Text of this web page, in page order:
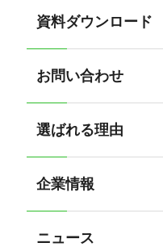
資料ダウンロード
お問い合わせ
選ばれる理由
企業情報
ニュース